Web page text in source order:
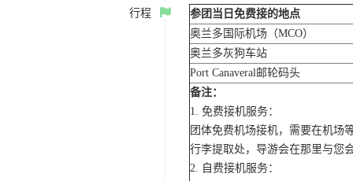
行程
参团当日免费接的地点
奥兰多国际机场（MCO）
奥兰多灰狗车站
Port Canaveral邮轮码头
备注：
1. 免费接机服务：
团体免费机场接机，需要在机场
行李提取处，导游会在那里与您
2. 自费接机服务：